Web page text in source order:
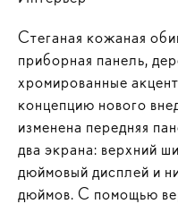
Стеганая кожаная
приборная панель,
хромированные
концепцию нового
изменена передняя
два экрана: верхний
дюймовый дисплей и
дюймов. С помощью